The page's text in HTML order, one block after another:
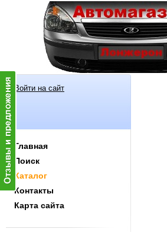
Войти на сайт
Главная
Поиск
Каталог
Контакты
Карта сайта